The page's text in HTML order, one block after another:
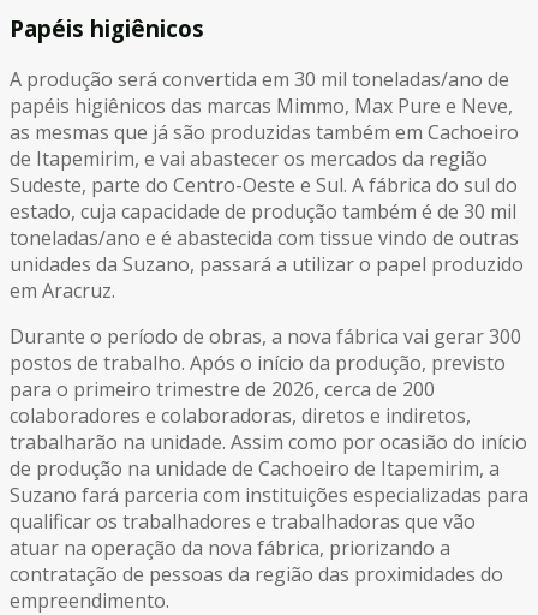
Papéis higiênicos
A produção será convertida em 30 mil toneladas/ano de
papéis higiênicos das marcas Mimmo, Max Pure e Neve,
as mesmas que já são produzidas também em Cachoeiro
de Itapemirim, e vai abastecer os mercados da região
Sudeste, parte do Centro-Oeste e Sul. A fábrica do sul do
estado, cuja capacidade de produção também é de 30 mil
toneladas/ano e é abastecida com tissue vindo de outras
unidades da Suzano, passará a utilizar o papel produzido
em Aracruz.
Durante o período de obras, a nova fábrica vai gerar 300
postos de trabalho. Após o início da produção, previsto
para o primeiro trimestre de 2026, cerca de 200
colaboradores e colaboradoras, diretos e indiretos,
trabalharão na unidade. Assim como por ocasião do início
de produção na unidade de Cachoeiro de Itapemirim, a
Suzano fará parceria com instituições especializadas para
qualificar os trabalhadores e trabalhadoras que vão
atuar na operação da nova fábrica, priorizando a
contratação de pessoas da região das proximidades do
empreendimento.